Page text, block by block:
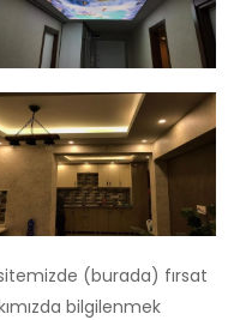
(burada) fırsat
bilgilenmek